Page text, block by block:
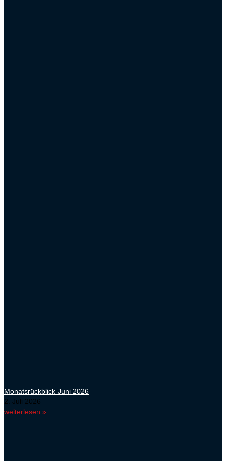
Monatsrückblick Juni 2026
2. Juli 2026
weiterlesen »